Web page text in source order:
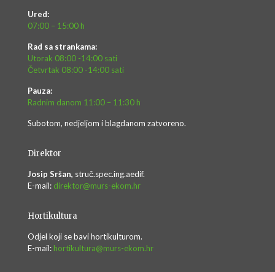
Ured:
07:00 – 15:00 h
Rad sa strankama:
Utorak 08:00 -14:00 sati
Četvrtak 08:00 -14:00 sati
Pauza:
Radnim danom 11:00 – 11:30 h
Subotom, nedjeljom i blagdanom zatvoreno.
Direktor
Josip Sršan, struč.spec.ing.aedif.
E-mail: direktor@murs-ekom.hr
Hortikultura
Odjel koji se bavi hortikulturom.
E-mail: hortikultura@murs-ekom.hr